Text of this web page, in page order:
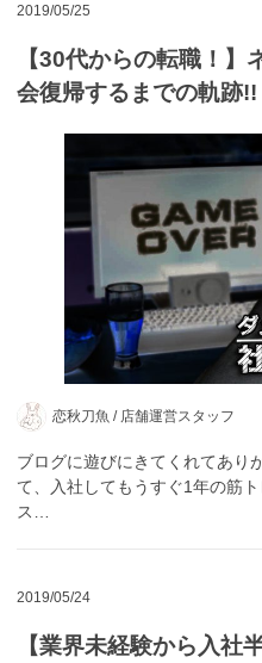
2019/05/25
【30代からの転職！】
会復帰するまでの軌跡!!
恋秋刀魚 / 店舗運営スタッフ
ブログに遊びにきてくれてあり
て、入社してもうすぐ1年の筋
ス…
2019/05/24
【業界未経験から入社